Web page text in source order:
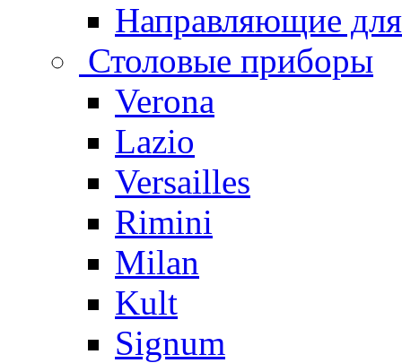
Направляющие
Столовые приборы
Verona
Lazio
Versailles
Rimini
Milan
Kult
Signum